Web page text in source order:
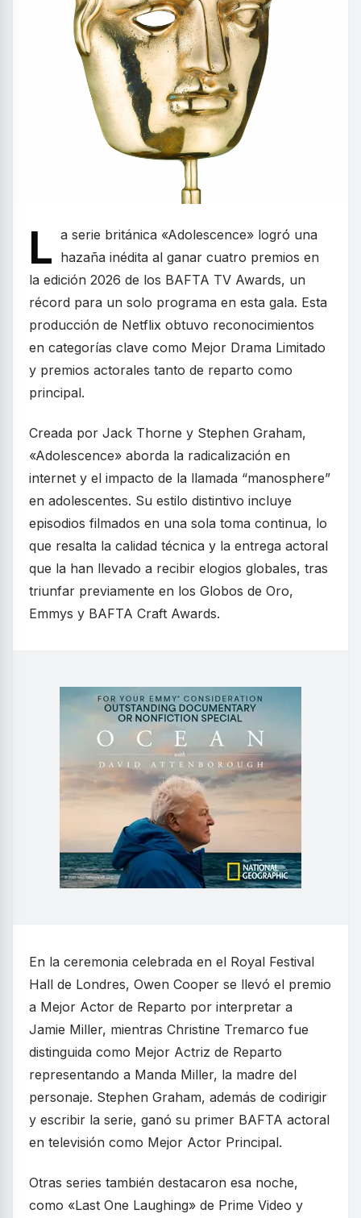
L a serie británica «Adolescence» logró una
hazaña inédita al ganar cuatro premios en
la edición 2026 de los BAFTA TV Awards, un
récord para un solo programa en esta gala. Esta
producción de Netflix obtuvo reconocimientos
en categorías clave como Mejor Drama Limitado
y premios actorales tanto de reparto como
principal.
Creada por Jack Thorne y Stephen Graham,
«Adolescence» aborda la radicalización en
internet y el impacto de la llamada “manosphere”
en adolescentes. Su estilo distintivo incluye
episodios filmados en una sola toma continua, lo
que resalta la calidad técnica y la entrega actoral
que la han llevado a recibir elogios globales, tras
triunfar previamente en los Globos de Oro,
Emmys y BAFTA Craft Awards.
En la ceremonia celebrada en el Royal Festival
Hall de Londres, Owen Cooper se llevó el premio
a Mejor Actor de Reparto por interpretar a
Jamie Miller, mientras Christine Tremarco fue
distinguida como Mejor Actriz de Reparto
representando a Manda Miller, la madre del
personaje. Stephen Graham, además de codirigir
y escribir la serie, ganó su primer BAFTA actoral
en televisión como Mejor Actor Principal.
Otras series también destacaron esa noche,
como «Last One Laughing» de Prime Video y